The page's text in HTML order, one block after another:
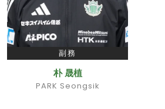
副務
朴 晟植
PARK Seongsik